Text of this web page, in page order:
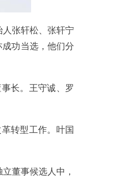
张轩松、张轩宁
功当选，他们分
长。王守诚、罗
转型工作。叶国
董事候选人中，